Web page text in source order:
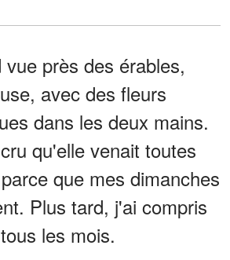
près des érables,
avec des fleurs
dans les deux mains.
qu'elle venait toutes
que mes dimanches
Plus tard, j'ai compris
les mois.